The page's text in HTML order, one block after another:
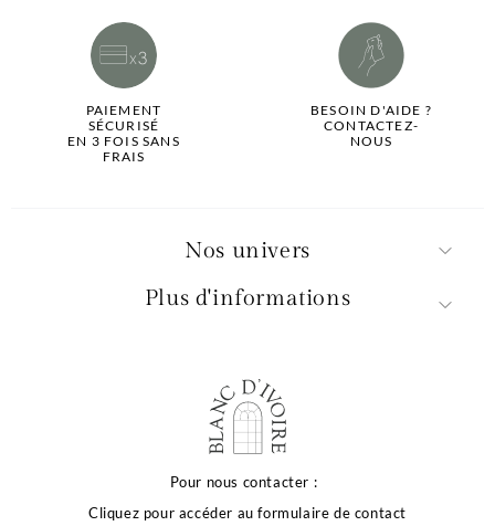
PAIEMENT
SÉCURISÉ
EN 3 FOIS SANS
FRAIS
BESOIN D'AIDE ?
CONTACTEZ-
NOUS
Nos univers
Pour nous contacter :
Cliquez pour accéder au formulaire de contact
Plus d'informations